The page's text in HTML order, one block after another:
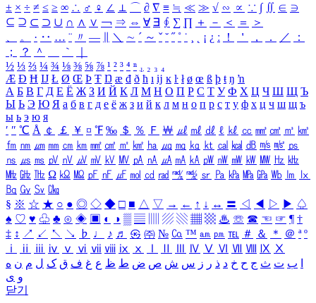
± × ÷ ≠ ≤ ≥ ∞ ∴ ♂ ♀ ∠ ⊥ ⌒ ∂ ∇ ≡ ≒ ≪ ≫ √ ∽ ∝ ∵ ∫ ∬ ∈ ∋
⊆ ⊇ ⊂ ⊃ ∪ ∩ ∧ ∨ ￢ ⇒ ⇔ ∀ ∃ ∮ ∑ ∏ ＋ － ＜ ＝
＞
、
。 · ‥ … ¨ 〃 ― ＼ ∼ ´ ～ ˇ ˘ ˝ ˚ ˙ ¸ ¡ ¿ ː ！ ＇ ， ． ／
：
；
？ ＾ ｀
½ ⅓ ⅔ ¼ ¾ ⅛ ⅜ ⅝ ⅞ ¹ ² ³ ⁴ ⁿ ₁ ₂ ₃ ₄
Æ Ð Ħ Ĳ Ł Ø Œ Þ Ŧ Ŋ æ đ ð ħ ı ĳ ĸ ŀ ł ø œ ß þ ŧ ŋ ŉ
А Б В Г Д Е Ё Ж З И Й К Л М Н О П Р С Т У Ф Х Ц Ч Ш Щ Ъ
Ы Ь Э Ю Я а б в г д е ё ж з и й к л м н о п р с т у ф х ц ч ш щ ъ
ы ь э ю я
′ ″ ℃ Å ￠ ￡ ￥ ¤ ℉ ‰ ＄ ％ Ｆ ￦ ㎕ ㎖ ㎗ ℓ ㎘ ㏄ ㎣ ㎤ ㎥ ㎦
㎙ ㎚ ㎛ ㎜ ㎝ ㎞ ㎟ ㎠ ㎡ ㎢ ㏊ ㎍ ㎎ ㎏ ㏏ ㎈ ㎉ ㏈ ㎧ ㎨ ㎰
㎱ ㎲ ㎳ ㎴ ㎵ ㎶ ㎷ ㎸ ㎹ ㎀ ㎁ ㎂ ㎃ ㎄ ㎺ ㎻ ㎽ ㎾ ㎿ ㎐ ㎑
㎒ ㎓ ㎔ Ω ㏀ ㏁ ㎊ ㎋ ㎌ ㏖ ㏅ ㎭ ㎮ ㎯ ㏛ ㎩ ㎪ ㎫ ㎬ ㏝ ㏐
㏓
㏃ ㏉ ㏜ ㏆
§ ※ ☆ ★ ○ ● ◎ ◇ ◆ □ ■ △ ▽ → ← ↑ ↓ ↔ 〓 ◁ ◀ ▷ ▶ ♤
♠ ♡ ♥ ♧ ♣ ⊙ ◈ ▣ ◐ ◑ ▒ ▤ ▨ ▧ ▦ ▩ ♨ ☏ ☎ ☜ ☞ ¶ †
‡ ↕ ↗ ↙ ↖ ↘ ♭ ♩ ♪ ♬ ㉿ ㈜ № ㏇ ™ ㏂ ㏘ ℡ ＃ ＆ ＊ ＠ ª º
ⅰ
ⅱ ⅲ ⅳ ⅴ ⅵ ⅶ ⅷ ⅸ ⅹ Ⅳ Ⅴ Ⅵ Ⅶ Ⅷ Ⅸ Ⅹ
ب ت ث ج ح خ د ذ ر ز س ش ص ض ط ظ ع غ ف ق ک ل م ن ه
و ی
닫기